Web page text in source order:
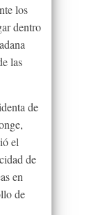
los
dentro
las
de
el
de
en
de